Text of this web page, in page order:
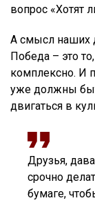
вопрос «Хотят
А смысл наших
Победа – это
комплексно. И
уже должны
двигаться в
Друзья,
срочно
бумаге,